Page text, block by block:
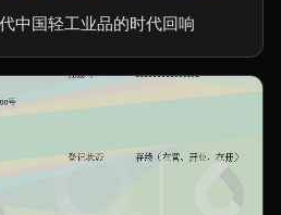
中国轻工业品的时代回响